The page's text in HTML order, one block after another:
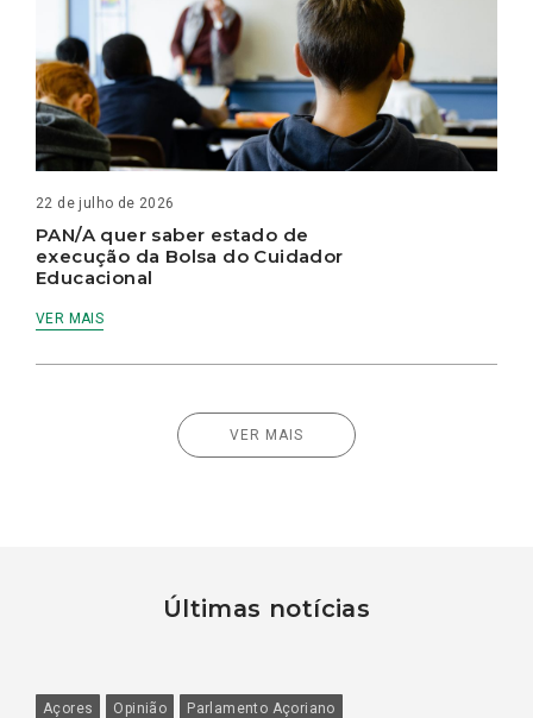
22 de julho de 2026
PAN/A quer saber estado de
execução da Bolsa do Cuidador
Educacional
VER MAIS
VER MAIS
Últimas notícias
Açores Opinião Parlamento Açoriano